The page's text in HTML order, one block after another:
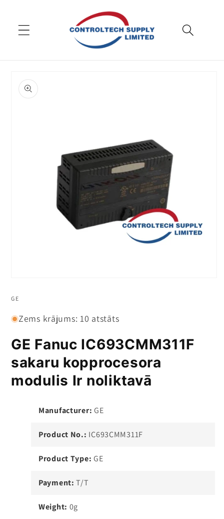
saturu
produkta
informāciju
līdzekļi
GE
Zems krājums: 10 atstāts
GE Fanuc IC693CMM311F
sakaru kopprocesora
modulis Ir noliktavā
Manufacturer: GE
Product No.: IC693CMM311F
Product Type: GE
Payment: T/T
Weight: 0g